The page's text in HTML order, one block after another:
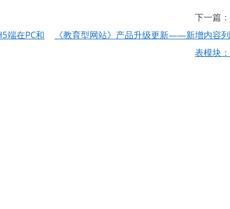
端在PC和
下一篇：
《教育型网站》产品升级更新——新增内容列
表模块：